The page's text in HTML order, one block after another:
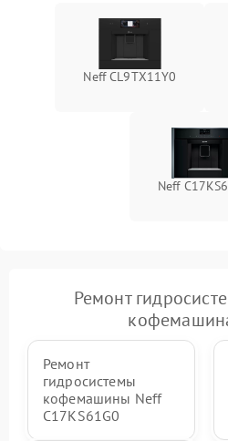
Neff CL9TX11Y0
Neff
Ремонт
Ремонт
гидросистемы
кофемашины Neff
C17KS61G0